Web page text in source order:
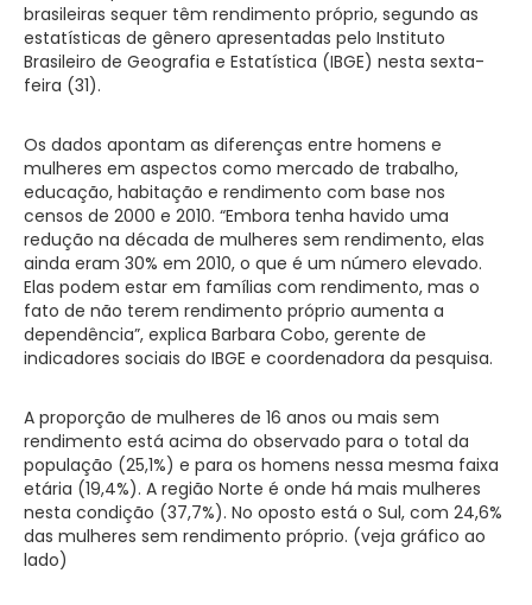
brasileiras sequer têm rendimento próprio, segundo as
estatísticas de gênero apresentadas pelo Instituto
Brasileiro de Geografia e Estatística (IBGE) nesta sexta-
feira (31).
Os dados apontam as diferenças entre homens e
mulheres em aspectos como mercado de trabalho,
educação, habitação e rendimento com base nos
censos de 2000 e 2010. “Embora tenha havido uma
redução na década de mulheres sem rendimento, elas
ainda eram 30% em 2010, o que é um número elevado.
Elas podem estar em famílias com rendimento, mas o
fato de não terem rendimento próprio aumenta a
dependência”, explica Barbara Cobo, gerente de
indicadores sociais do IBGE e coordenadora da pesquisa.
A proporção de mulheres de 16 anos ou mais sem
rendimento está acima do observado para o total da
população (25,1%) e para os homens nessa mesma faixa
etária (19,4%). A região Norte é onde há mais mulheres
nesta condição (37,7%). No oposto está o Sul, com 24,6%
das mulheres sem rendimento próprio. (veja gráfico ao
lado)